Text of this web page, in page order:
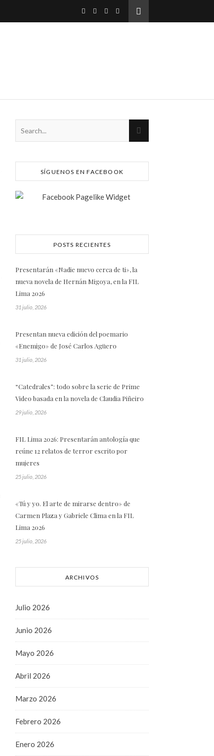
SÍGUENOS EN FACEBOOK
POSTS RECIENTES
Presentarán «Nadie nuevo cerca de ti», la
nueva novela de Hernán Migoya, en la FIL
Lima 2026
31 julio, 2026
Presentan nueva edición del poemario
«Enemigo» de José Carlos Agüero
31 julio, 2026
“Catedrales”: todo sobre la serie de Prime
Video basada en la novela de Claudia Piñeiro
29 julio, 2026
FIL Lima 2026: Presentarán antología que
reúne 12 relatos de terror escrito por
mujeres
25 julio, 2026
«Tú y yo. El arte de mirarse dentro» de
Carmen Plaza y Gabriele Clima en la FIL
Lima 2026
25 julio, 2026
ARCHIVOS
Julio 2026
Junio 2026
Mayo 2026
Abril 2026
Marzo 2026
Febrero 2026
Enero 2026